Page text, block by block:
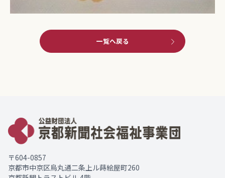
一覧へ戻る
〒604-0857
京都市中京区烏丸通二条上ル蒔絵屋町260